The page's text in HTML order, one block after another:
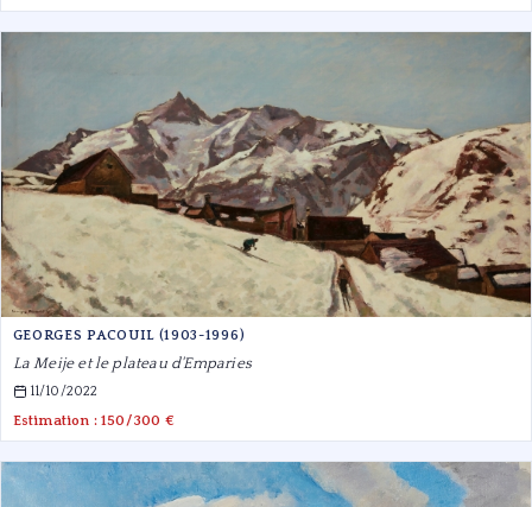
GEORGES PACOUIL (1903-1996)
La Meije et le plateau d'Emparies
11/10/2022
Estimation : 150/300 €